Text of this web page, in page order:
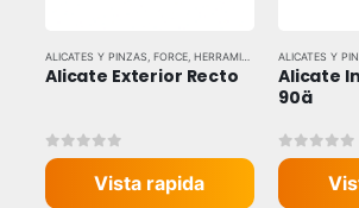
ALICATES Y PINZAS FORCE, HERRAMIENTAS MANUALES
Alicate Exterior Recto
0out of 5
Vista rapida
ALICATES Y
Alicate
90ä
0out of